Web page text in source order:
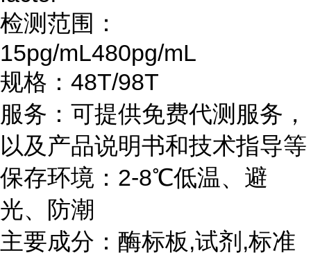
检测范围：
15pg/mL480pg/mL
规格： 48T/98T
服务：可提供免费代测服务，
以及产品说明书和技术指导等
保存环境： 2-8℃低温、避
光、防潮
主要成分：酶标板,试剂,标准